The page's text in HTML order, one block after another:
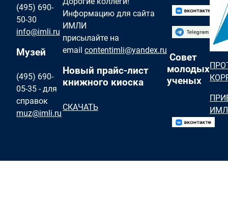
(495) 690-
50-30
info@imli.ru
Музей
(495) 690-
05-35 - для
справок
muz@imli.ru
Информацию для сайта
ИМЛИ
присылайте на
email contentimli@yandex.ru
Новый прайс-лист
книжного киоска
СКАЧАТЬ
Совет
молодых
ученых